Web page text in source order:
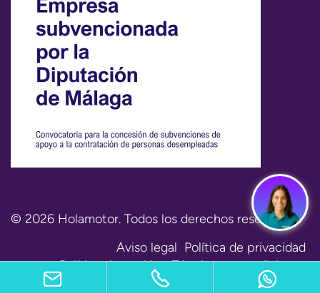
© 2026 Holamotor. Todos los derechos reservados.
Aviso legal Política de privacidad
Política de cookies Términos y condiciones